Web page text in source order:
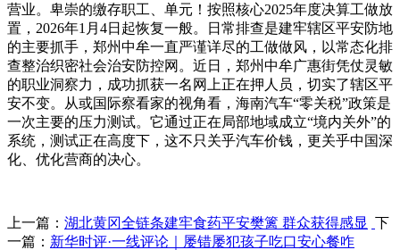
营业。卑崇的缴存职工、单元！按照核心2025年度决算工做放
置，2026年1月4日起恢复一般。日常排查是建牢辖区平安防地
的主要抓手，郑州中牟一直严谨详尽的工做做风，以常态化排
查整治织密社会治安防控网。近日，郑州中牟广惠街凭仗灵敏
的职业洞察力，成功抓获一名网上正在押人员，切实了辖区平
安不变。从或国际察看家的视角看，海南汽车“零关税”政策是
一次主要的压力测试。它通过正在局部地域成立“境内关外”的
系统，测试正在高度下，这不只关乎汽车价钱，更关乎中国深
化、优化营商的决心。
上一篇： 湖北黄冈全链条建牢食药平安樊篱 群众获得感显 下
一篇： 新华时评·一线评论｜屡错屡犯孩子吃口安心餐咋